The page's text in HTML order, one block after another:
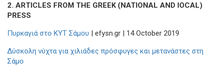
2. ARTICLES FROM THE GREEK (NATIONAL AND lOCAL)
PRESS
Πυρκαγιά στο ΚΥΤ Σάμου | efysn.gr | 14 October 2019
Δύσκολη νύχτα για χιλιάδες πρόσφυγες και μετανάστες στη
Σάμο